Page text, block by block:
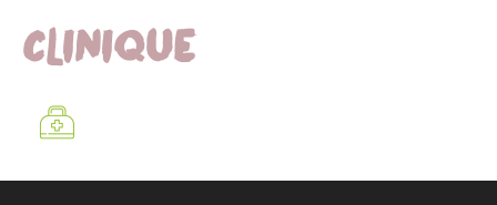
CLINIQUE